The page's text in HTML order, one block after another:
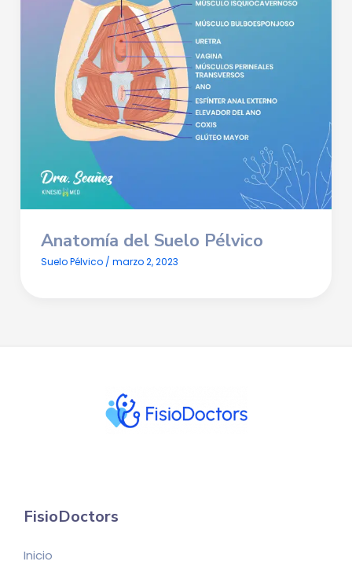
Anatomía del Suelo Pélvico
Suelo Pélvico/ marzo 2, 2023
FisioDoctors
Inicio